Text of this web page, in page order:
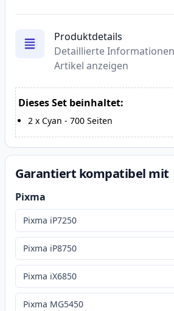
Produktdetails
Detaillierte
Artikel anzeigen
Dieses Set beinhaltet:
2 x Cyan - 700 Seiten
Garantiert kompatibel mit
Pixma
Pixma iP7250
Pixma iP8750
Pixma iX6850
Pixma MG5450